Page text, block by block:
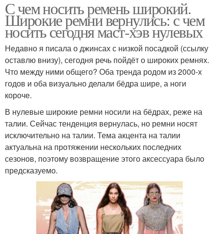
С чем носить ремень широкий.
Широкие ремни вернулись: с чем
носить сегодня маст-хэв нулевых
Недавно я писала о джинсах с низкой посадкой (ссылку
оставлю внизу), сегодня речь пойдёт о широких ремнях.
Что между ними общего? Оба тренда родом из 2000-х
годов и оба визуально делали бёдра шире, а ноги
короче.
В нулевые широкие ремни носили на бёдрах, реже на
талии. Сейчас тенденция вернулась, но ремни носят
исключительно на талии. Тема акцента на талии
актуальна на протяжении нескольких последних
сезонов, поэтому возвращение этого аксессуара было
предсказуемо.